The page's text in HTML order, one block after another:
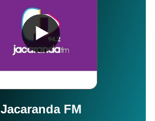
Jacaranda FM